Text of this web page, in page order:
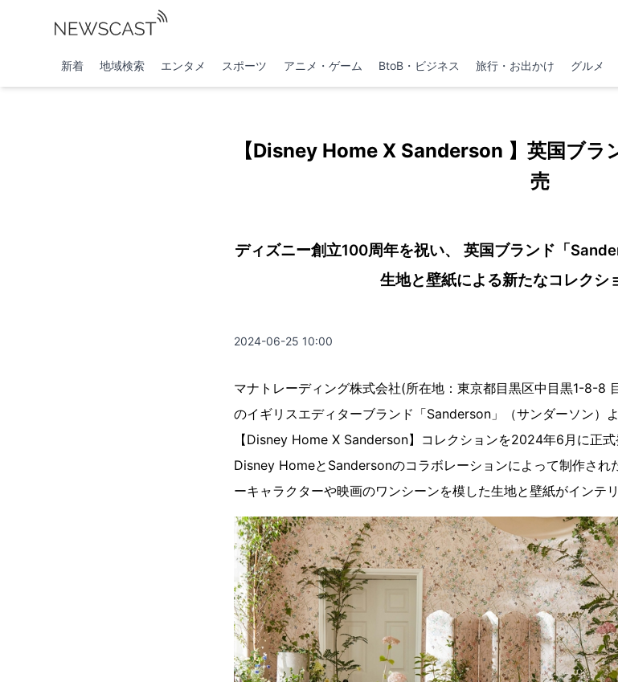
新着 地域検索 エンタメ スポーツ アニメ・ゲーム BtoB・ビジネス 旅行・お出かけ グルメ
【Disney Home X Sanderson 】英国ブ
売
ディズニー創立100周年を祝い、 英国ブランド「
生地と壁紙による新たなコレクシ
2024-06-25 10:00
マナトレーディング株式会社(所在地：東京都目黒区中目黒1-8-8
のイギリスエディターブランド「Sanderson」（サンダーソン）
【Disney Home X Sanderson】コレクションを2024年6月に正式
Disney HomeとSandersonのコラボレーションによって制作され
ーキャラクターや映画のワンシーンを模した生地と壁紙がインテ